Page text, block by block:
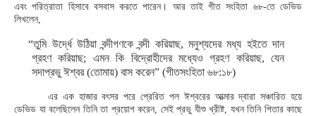
এবং পরিত্রাতা হিসাবে বসবাস করতে পারেন। আর তাই গীত সংহিতা ৬৮-তে ডেভিড
লিখলেন,
“তুমি উর্দ্ধে উঠিয়া বন্দীগণকে বন্দী করিয়াছ, মনুশ্যদের মধ্য হইতে দান
গ্রহণ করিয়াছ; এমন কি বিদ্রোহীদের মধ্যেও গ্রহণ করিয়াছ, যেন
সদাপ্রভু ঈশ্বর (তোমায়) বাস করেন” (গীতসংহিতা ৬৮:১৮)
এর এক হাজার বৎসর পরে প্রেরিত পল ঈশ্বরের আত্মার দ্বারা সঞ্চারিত হয়ে
ডেভিড যা বলেছিলেন তিনি তা প্রয়োগ করেন, সেই প্রভু যীশু খ্রীষ্ট, যখন তিনি পিতার কাছে